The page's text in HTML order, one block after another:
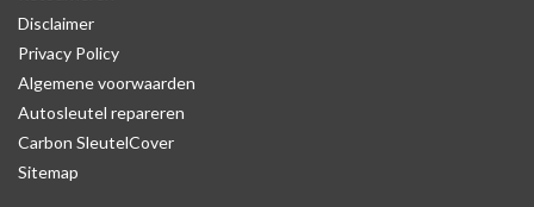
autosleutel behuizing wel zichtbaar is. U kunt dit zelf nagaan door
op de productfoto te kijken of er een logo zichtbaar is.
Levering
Voor 16:00 besteld = Dezelfde dag verzonden
Verzending naar België: 1/3 werkdagen
Disclaimer
Privacy Policy
Algemene voorwaarden
Autosleutel repareren
Carbon SleutelCover
Sitemap